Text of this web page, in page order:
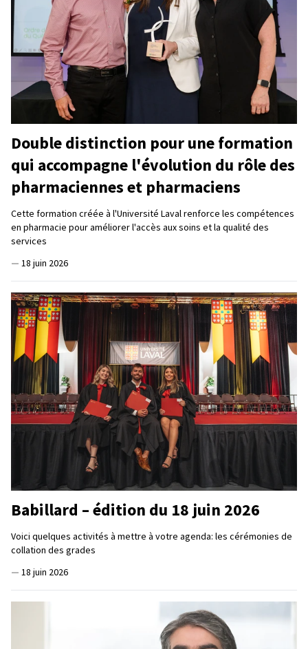
Double distinction pour une formation
qui accompagne l'évolution du rôle des
pharmaciennes et pharmaciens
Cette formation créée à l'Université Laval renforce les compétences
en pharmacie pour améliorer l'accès aux soins et la qualité des
services
— 18 juin 2026
Babillard – édition du 18 juin 2026
Voici quelques activités à mettre à votre agenda: les cérémonies de
collation des grades
— 18 juin 2026